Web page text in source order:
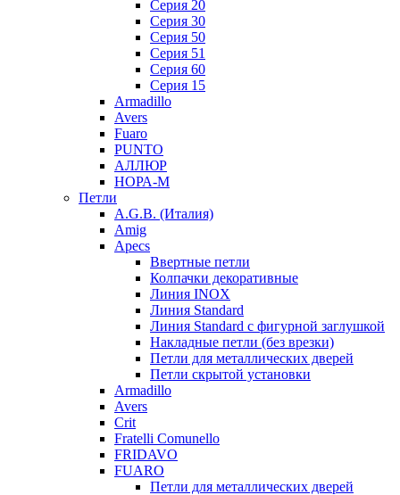
Серия 20
Серия 30
Серия 50
Серия 51
Серия 60
Серия 15
Armadillo
Avers
Fuaro
PUNTO
АЛЛЮР
НОРА-М
Петли
A.G.B. (Италия)
Amig
Apecs
Ввертные петли
Колпачки декоративные
Линия INOX
Линия Standard
Линия Standard с фигурной заглушкой
Накладные петли (без врезки)
Петли для металлических дверей
Петли скрытой установки
Armadillo
Avers
Crit
Fratelli Comunello
FRIDAVO
FUARO
Петли для металлических дверей